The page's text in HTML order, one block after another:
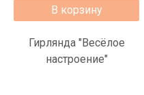
В корзину
Гирлянда "Весёлое
настроение"